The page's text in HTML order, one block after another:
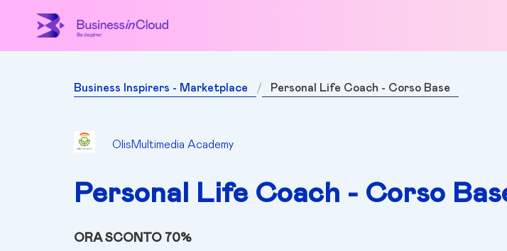
Business Inspirers - Marketplace Personal Life Coach - Corso Base
OlisMultimedia Academy
Personal Life Coach - Corso
ORA SCONTO 70%